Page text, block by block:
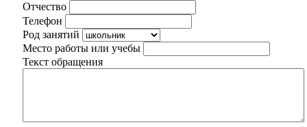
Отчество
Телефон
Род занятий
Место работы или учебы
Текст обращения